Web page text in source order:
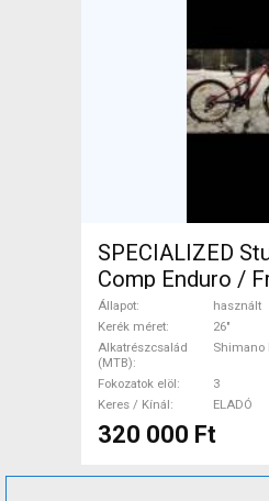
SPECIALIZED
Comp Enduro /
26" Shimano
ELADÓ
Állapot
használt
Kerék méret
26"
Alkatrészcsalád
(MTB)
Shimano
Fokozatok elöl
3
Keres / Kínál
ELADÓ
320 000 Ft